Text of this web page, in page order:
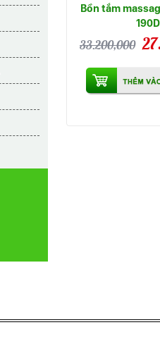
Bồn tắm
190D
33.200,000